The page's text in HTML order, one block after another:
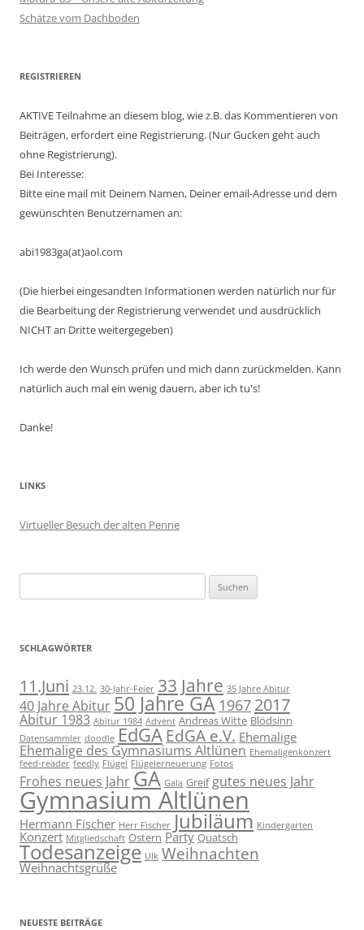
Schätze vom Dachboden
REGISTRIEREN
AKTIVE Teilnahme an diesem blog, wie z.B. das Kommentieren von
Beiträgen, erfordert eine Registrierung. (Nur Gucken geht auch
ohne Registrierung).
Bei Interesse:
Bitte eine mail mit Deinem Namen, Deiner email-Adresse und dem
gewünschten Benutzernamen an:
abi1983ga(at)aol.com
(Die hierbei eingesandten Informationen werden natürlich nur für
die Bearbeitung der Registrierung verwendet und ausdrücklich
NICHT an Dritte weitergegeben)
Ich werde den Wunsch prüfen und mich dann zurückmelden. Kann
natürlich auch mal ein wenig dauern, aber ich tu's!
Danke!
LINKS
Virtueller Besuch der alten Penne
nach:
SCHLAGWÖRTER
11.Juni 23.12. 30-Jahr-Feier 33 Jahre 35 Jahre Abitur
40 Jahre Abitur 50 Jahre GA 1967 2017
Abitur 1983 Abitur 1984 Advent Andreas Witte Blödsinn
Datensammler doodle EdGA EdGA e.V. Ehemalige
Ehemalige des Gymnasiums Altlünen Ehemaligenkonzert
feed-reader feedly Flügel Flügelerneuerung Fotos
Frohes neues Jahr GA Gala Greif gutes neues Jahr
Gymnasium Altlünen
Hermann Fischer Herr Fischer Jubiläum Kindergarten
Konzert Mitgliedschaft Ostern Party Quatsch
Todesanzeige Ulk Weihnachten
Weihnachtsgrüße
NEUESTE BEITRÄGE